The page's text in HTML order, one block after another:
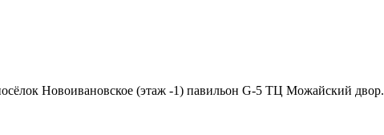
Новоивановское (этаж -1) павильон G-5 ТЦ Можайский двор.